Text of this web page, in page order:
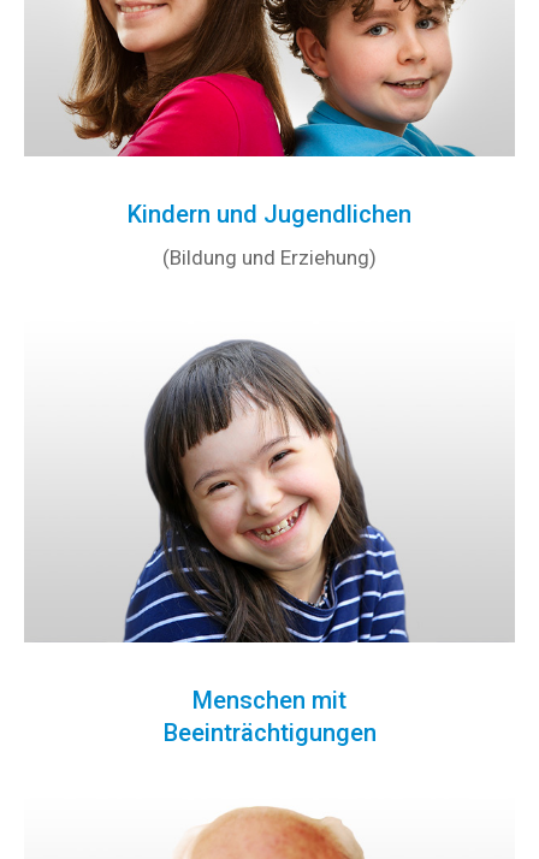
Kindern und Jugendlichen
(Bildung und Erziehung)
Menschen mit
Beeinträchtigungen